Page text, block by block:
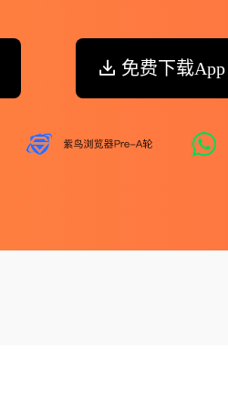
免费下载App